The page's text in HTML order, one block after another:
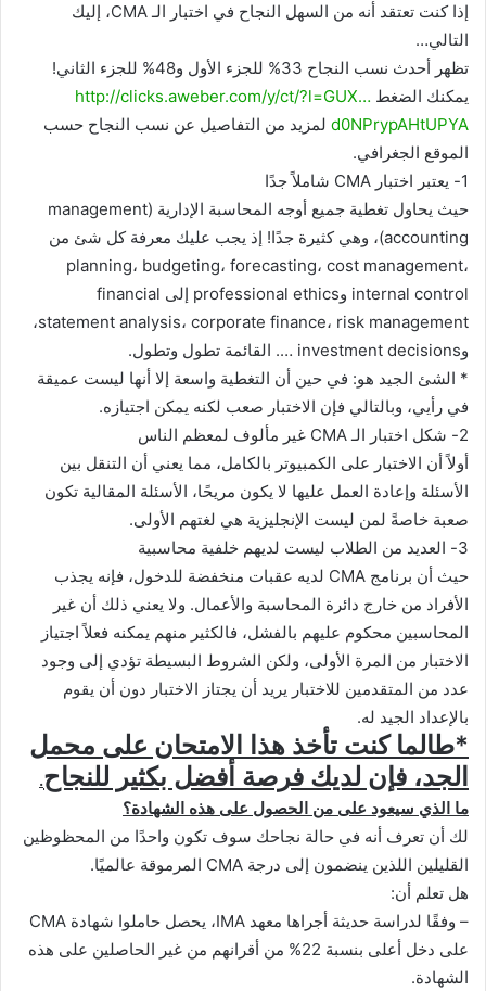
إذا كنت تعتقد أنه من السهل النجاح في اختبار الـ CMA، إليك
التالي…
تظهر أحدث نسب النجاح 33% للجزء الأول و48% للجزء الثاني!
يمكنك الضغط http://clicks.aweber.com/y/ct/?l=GUX…
d0NPrypAHtUPYA لمزيد من التفاصيل عن نسب النجاح حسب
الموقع الجغرافي.
1- يعتبر اختبار CMA شاملاً جدًا
حيث يحاول تغطية جميع أوجه المحاسبة الإدارية (management
accounting)، وهي كثيرة جدًا! إذ يجب عليك معرفة كل شئ من
planning، budgeting، forecasting، cost management،
internal control وprofessional ethics إلى financial
statement analysis، corporate finance، risk management،
وinvestment decisions …. القائمة تطول وتطول.
* الشئ الجيد هو: في حين أن التغطية واسعة إلا أنها ليست عميقة
في رأيي، وبالتالي فإن الاختبار صعب لكنه يمكن اجتيازه.
2- شكل اختبار الـ CMA غير مألوف لمعظم الناس
أولاً أن الاختبار على الكمبيوتر بالكامل، مما يعني أن التنقل بين
الأسئلة وإعادة العمل عليها لا يكون مريحًا، الأسئلة المقالية تكون
صعبة خاصةً لمن ليست الإنجليزية هي لغتهم الأولى.
3- العديد من الطلاب ليست لديهم خلفية محاسبية
حيث أن برنامج CMA لديه عقبات منخفضة للدخول، فإنه يجذب
الأفراد من خارج دائرة المحاسبة والأعمال. ولا يعني ذلك أن غير
المحاسبين محكوم عليهم بالفشل، فالكثير منهم يمكنه فعلاً اجتياز
الاختبار من المرة الأولى، ولكن الشروط البسيطة تؤدي إلى وجود
عدد من المتقدمين للاختبار يريد أن يجتاز الاختبار دون أن يقوم
بالإعداد الجيد له.
*طالما كنت تأخذ هذا الامتحان على محمل
الجد، فإن لديك فرصة أفضل بكثير للنجاح.
ما الذي سيعود على من الحصول على هذه الشهادة؟
لك أن تعرف أنه في حالة نجاحك سوف تكون واحدًا من المحظوظين
القليلين اللذين ينضمون إلى درجة CMA المرموقة عالميًا.
هل تعلم أن:
– وفقًا لدراسة حديثة أجراها معهد IMA، يحصل حاملوا شهادة CMA
على دخل أعلى بنسبة 22% من أقرانهم من غير الحاصلين على هذه
الشهادة.